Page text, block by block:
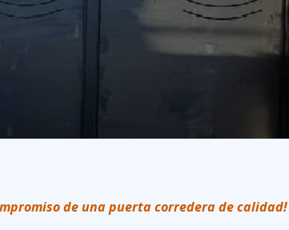
de una puerta corredera de calidad!